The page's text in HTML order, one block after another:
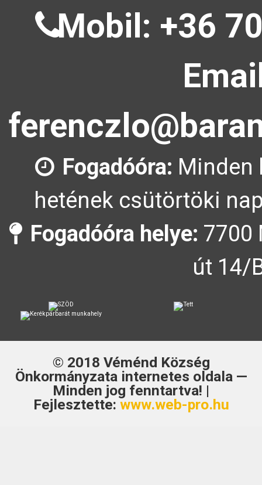
Mobil: +36
Fogadóóra: Minden
hetének csütörtöki
Fogadóóra helye: 7700
út 14/
© 2018 Véménd Község
Önkormányzatainternetes oldala —
Minden jog fenntartva! |
Fejlesztette: www.web-pro.hu